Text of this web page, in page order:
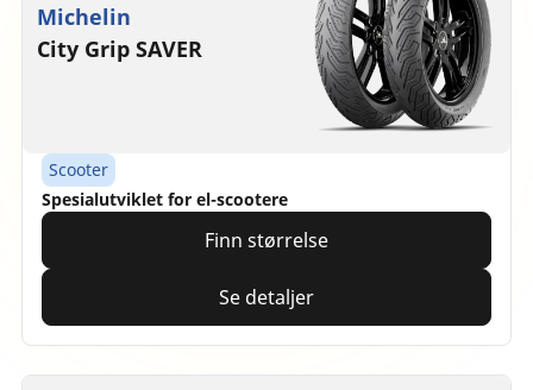
Michelin
City Grip SAVER
Scooter
Spesialutviklet for el-scootere
Finn størrelse
Se detaljer